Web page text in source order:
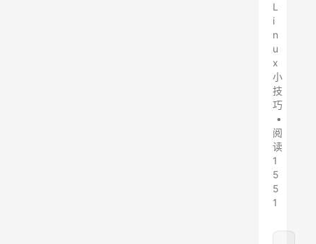
L
i
n
u
x
小
技
巧
•
阅
读
1
5
5
1